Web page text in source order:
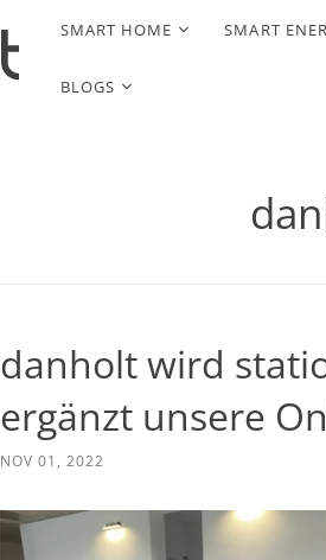
SMART HOME SMART
BLOGS
danholt wird
ergänzt unsere
NOV 01, 2022